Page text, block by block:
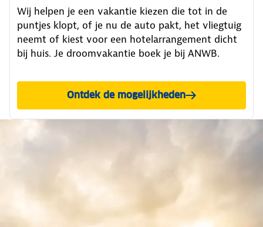
Wij helpen je een vakantie kiezen die tot in de
puntjes klopt, of je nu de auto pakt, het vliegtuig
neemt of kiest voor een hotelarrangement dicht
bij huis. Je droomvakantie boek je bij ANWB.
Ontdek de mogelijkheden